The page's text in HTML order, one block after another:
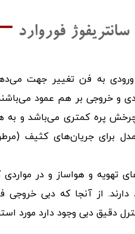
فوروارد
ورودی به فن تغییر جهت
و خروجی بر هم عمود
چرخش پره کمتری می‌باشد و
برای جریان‌های کثیف
تهویه و هواساز و در
دارند. از آنجا که دبی
دقیق دبی وجود دارد مورد